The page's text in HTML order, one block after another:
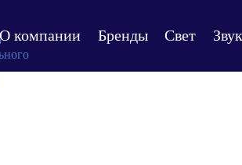
компании Бренды Свет Звук